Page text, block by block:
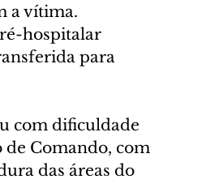
a vítima.
hospitalar
para
com dificuldade
de Comando, com
das áreas do